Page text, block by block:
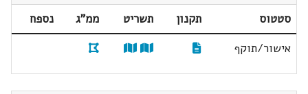
סטטוס תקנון תשריט ממ"ג
נספח
אישור/תוקף